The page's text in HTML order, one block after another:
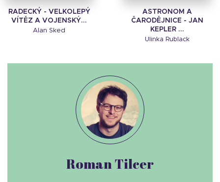
RADECKÝ - VELKOLEPÝ
VÍTĚZ A VOJENSKÝ...
Alan Sked
ASTRONOM A
ČARODĚJNICE - JAN
KEPLER ...
Ulinka Rublack
Roman Tilcer